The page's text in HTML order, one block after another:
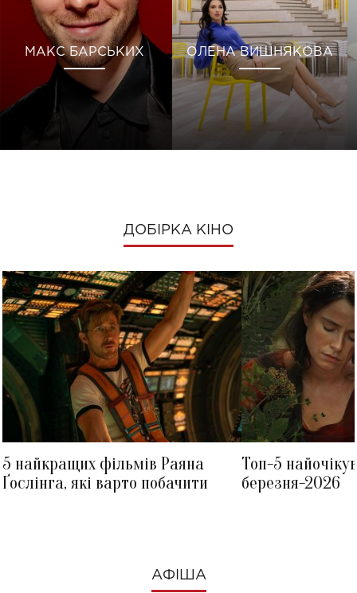
МАКС БАРСЬКИХ ОЛЕНА ВИШНЯКОВА
ДОБІРКА КІНО
5 найкращих фільмів Раяна
Ґослінга, які варто побачити
Топ-5
березня-2026
АФІША